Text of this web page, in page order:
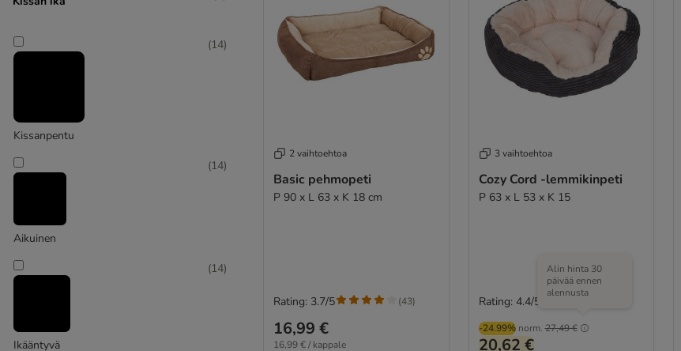
Kissanpentu
(14)
Aikuinen
(14)
Ikääntyvä
(14)
2 vaihtoehtoa
Basic pehmopeti
P 90 x L 63 x K 18 cm
16,99 €
16,99 € / kappale
Rating: 3.7/5 (43)
3 vaihtoehtoa
Cozy Cord -lemmikinpeti
P 63 x L 53 x K 15
-24.99% norm. 27,49 €
Alin hinta 30
päivää ennen
alennusta
20,62 €
Rating: 4.4/5